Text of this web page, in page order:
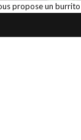
propose un burrito